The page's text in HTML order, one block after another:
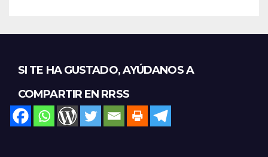
SI TE HA GUSTADO, AYÚDANOS A
COMPARTIR EN RRSS